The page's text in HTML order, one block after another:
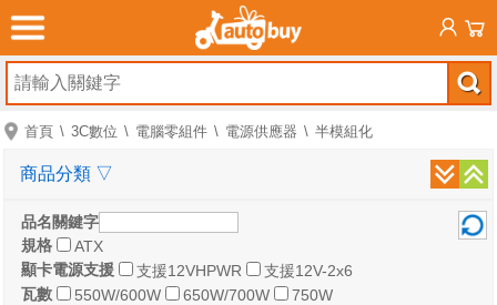
首頁 3C數位 電腦零組件 電源供應器 半模組化
品名關鍵字
規格
ATX
顯卡電源支援
支援12VHPWR
支援12V-2x6
瓦數
550W/600W 650W/700W
750W
商品分類 ▽